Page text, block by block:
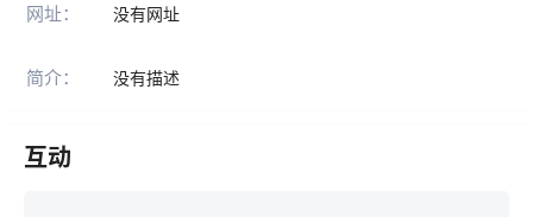
网址： 没有网址
简介： 没有描述
互动